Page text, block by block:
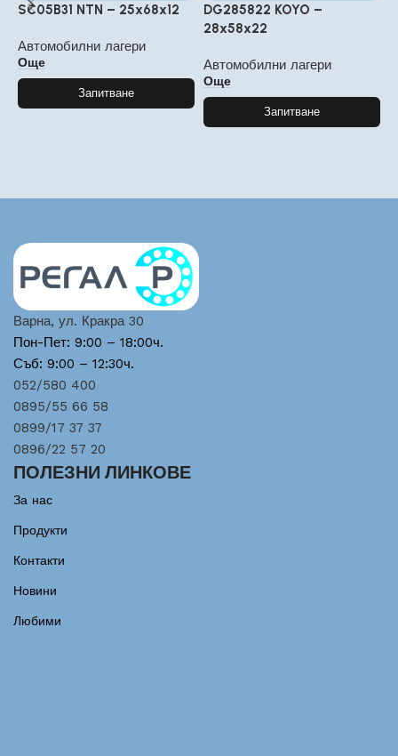
SC05B31 NTN – 25x68x12
Автомобилни лагери
Още
Запитване
DG285822 KOYO –
28x58x22
Автомобилни лагери
Още
Запитване
Варна, ул. Кракра 30
Пон-Пет: 9:00 – 18:00ч.
Съб: 9:00 – 12:30ч.
052/580 400
0895/55 66 58
0899/17 37 37
0896/22 57 20
ПОЛЕЗНИ ЛИНКОВЕ
За нас
Продукти
Контакти
Новини
Любими